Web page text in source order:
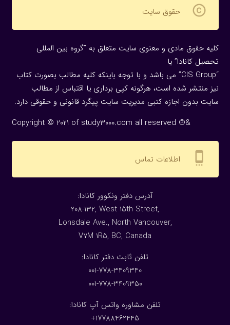
copyright حقوق سایت
کلیه حقوق مادی و معنوی سایت متعلق به “گروه بین المللی
تحصیل کانادا” یا
“CIS Group” می باشد و با توجه باینکه کلیه مطالب بصورت کتاب
نیز منتشر شده است، هرگونه كپی برداری یا اقتباس از مطالب
سایت بدون اجازه كتبی مدیریت سایت پیگرد قانونی و حقوقی دارد.
Copyright © 2021 of study3000.com all reserved ®&
settings_cell اطلاعات تماس
:آدرس دفتر ونکوور کانادا
208-132, West 15th Street,
Lonsdale Ave., North Vancouver,
V7M 1R5, BC, Canada
:تلفن ثابت دفتر کانادا
001-778-3409340
001-778-3409350
تلفن مشاوره واتس آپ کانادا:
17788462445+